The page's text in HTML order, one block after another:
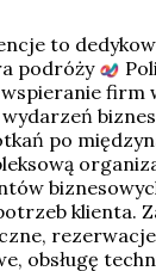
to
podróży
firm
po
klienta.
obsługę